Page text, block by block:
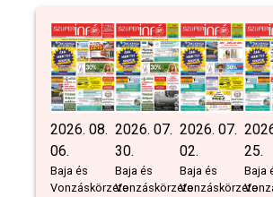
2026. 08.
06.
Baja és
Vonzáskörzete
2026. 07.
30.
Baja és
Vonzáskörzete
2026. 07.
02.
Baja és
Vonzáskörzete
25.
Baja